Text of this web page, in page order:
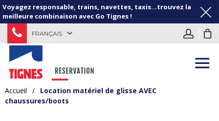
Voyagez responsable, trains, navettes, taxis...trouvez la
meilleure combinaison avec Go Tignes !
FRANÇAIS
Accueil /
Location matériel de glisse AVEC
chaussures/boots